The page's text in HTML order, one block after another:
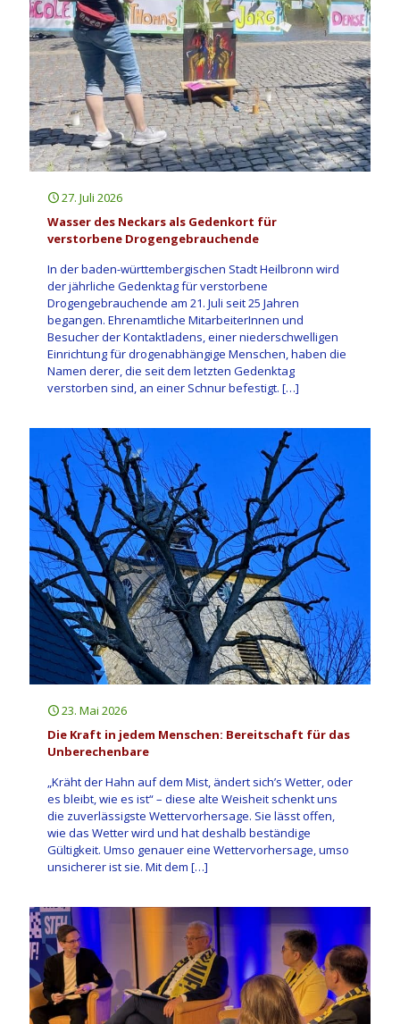
27. Juli 2026
Wasser des Neckars als Gedenkort für
verstorbene Drogengebrauchende
In der baden-württembergischen Stadt Heilbronn wird
der jährliche Gedenktag für verstorbene
Drogengebrauchende am 21. Juli seit 25 Jahren
begangen. Ehrenamtliche MitarbeiterInnen und
Besucher der Kontaktladens, einer niederschwelligen
Einrichtung für drogenabhängige Menschen, haben die
Namen derer, die seit dem letzten Gedenktag
verstorben sind, an einer Schnur befestigt. […]
23. Mai 2026
Die Kraft in jedem Menschen: Bereitschaft für das
Unberechenbare
„Kräht der Hahn auf dem Mist, ändert sich’s Wetter, oder
es bleibt, wie es ist“ – diese alte Weisheit schenkt uns
die zuverlässigste Wettervorhersage. Sie lässt offen,
wie das Wetter wird und hat deshalb beständige
Gültigkeit. Umso genauer eine Wettervorhersage, umso
unsicherer ist sie. Mit dem […]